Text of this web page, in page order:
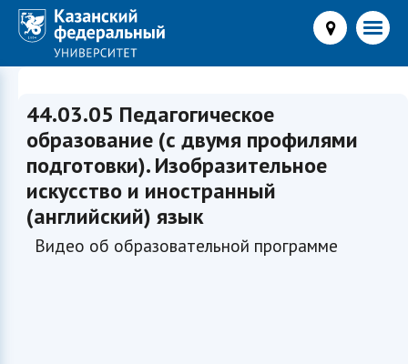
44.03.05 Педагогическое
образование (с двумя профилями
подготовки). Изобразительное
искусство и иностранный
(английский) язык
Видео об образовательной программе